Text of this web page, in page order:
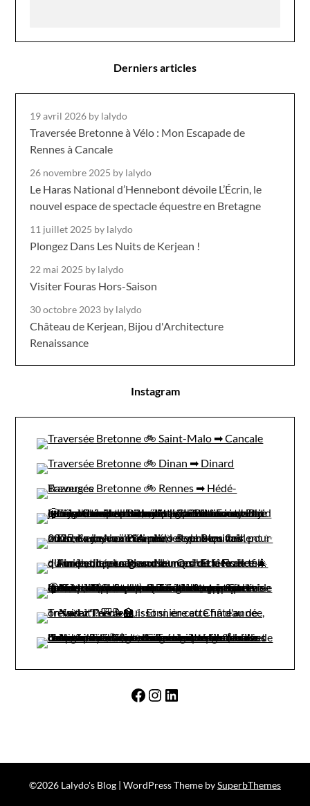
Derniers articles
19 avril 2026 by lalydo
Traversée Bretonne à Vélo : Mon Escapade de
Rennes à Cancale
26 novembre 2025 by lalydo
Le Haras National d’Hennebont dévoile L’Écrin, le
nouvel espace de spectacle équestre en Bretagne
11 juillet 2025 by lalydo
Plongez Dans Les Nuits de Kerjean !
22 mai 2025 by lalydo
Visiter Fouras Hors-Saison
30 octobre 2023 by lalydo
Château de Kerjean, Bijou d'Architecture
Renaissance
Instagram
Facebook
Instagram
LinkedIn
©2026 Lalydo's Blog | WordPress Theme bySuperbThemes